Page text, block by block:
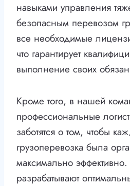
навыками управления
безопасным перевозом
все необходимые
что гарантирует
выполнение своих
Кроме того, в нашей
профессиональные
заботятся о том, чтобы
грузоперевозка была
максимально
разрабатывают